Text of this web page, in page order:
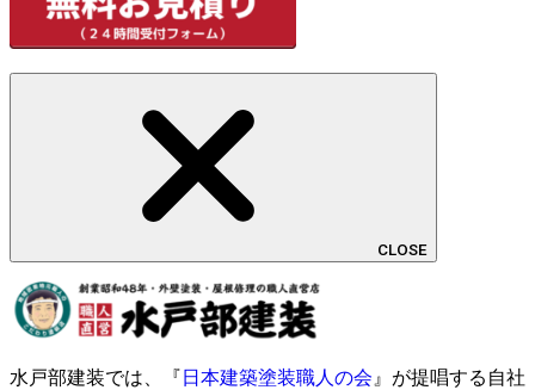
CLOSE
水戸部建装では、『 日本建築塗装職人の会 』が提唱する自社